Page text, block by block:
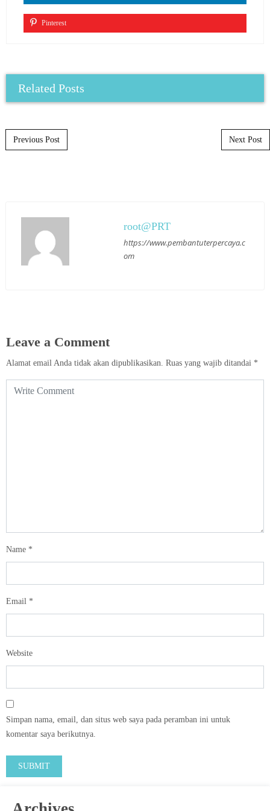
Pinterest
Related Posts
Post navigation
Previous Post Next Post
root@PRT
https://www.pembantuterpercaya.c
om
Leave a Comment
Alamat email Anda tidak akan dipublikasikan. Ruas yang wajib ditandai *
Name *
Email *
Website
Simpan nama, email, dan situs web saya pada peramban ini untuk
komentar saya berikutnya.